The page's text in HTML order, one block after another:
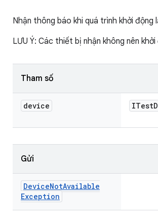
Nhận thông báo khi quá trình khởi
LƯU Ý: Các thiết bị nhận không nên
Tham số
device ITest
Gửi
DeviceNotAvailable
Exception